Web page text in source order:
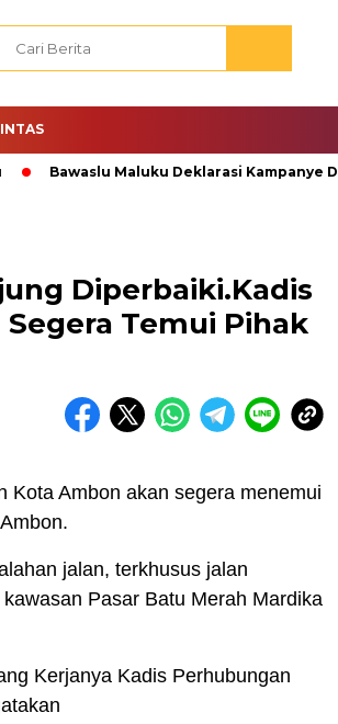
Bawaslu Maluku Deklarasi Kampanye Damai.
Diperbaiki.Kadis
Temui Pihak
Kota Ambon akan segera menemui
jalan, terkhusus jalan
Pasar Batu Merah Mardika
Kerjanya Kadis Perhubungan